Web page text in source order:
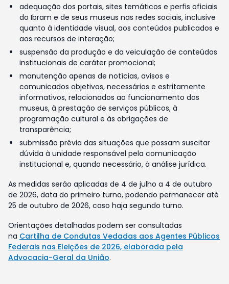
adequação dos portais, sites temáticos e perfis oficiais
do Ibram e de seus museus nas redes sociais, inclusive
quanto à identidade visual, aos conteúdos publicados e
aos recursos de interação;
suspensão da produção e da veiculação de conteúdos
institucionais de caráter promocional;
manutenção apenas de notícias, avisos e
comunicados objetivos, necessários e estritamente
informativos, relacionados ao funcionamento dos
museus, à prestação de serviços públicos, à
programação cultural e às obrigações de
transparência;
submissão prévia das situações que possam suscitar
dúvida à unidade responsável pela comunicação
institucional e, quando necessário, à análise jurídica.
As medidas serão aplicadas de 4 de julho a 4 de outubro
de 2026, data do primeiro turno, podendo permanecer até
25 de outubro de 2026, caso haja segundo turno.
Orientações detalhadas podem ser consultadas
na Cartilha de Condutas Vedadas aos Agentes Públicos
Federais nas Eleições de 2026, elaborada pela
Advocacia-Geral da União.